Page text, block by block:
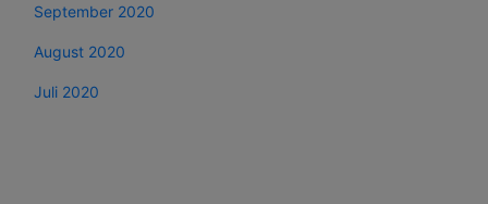
September 2020
August 2020
Juli 2020